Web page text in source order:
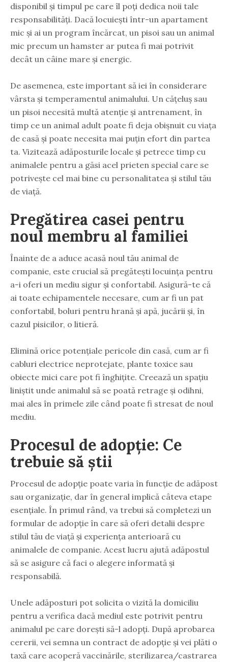
disponibil și timpul pe care îl poți dedica noii tale
responsabilități. Dacă locuiești într-un apartament
mic și ai un program încărcat, un pisoi sau un animal
mic precum un hamster ar putea fi mai potrivit
decât un câine mare și energic.
De asemenea, este important să iei în considerare
vârsta și temperamentul animalului. Un cățeluș sau
un pisoi necesită multă atenție și antrenament, în
timp ce un animal adult poate fi deja obișnuit cu viața
de casă și poate necesita mai puțin efort din partea
ta. Vizitează adăposturile locale și petrece timp cu
animalele pentru a găsi acel prieten special care se
potrivește cel mai bine cu personalitatea și stilul tău
de viață.
Pregătirea casei pentru
noul membru al familiei
Înainte de a aduce acasă noul tău animal de
companie, este crucial să pregătești locuința pentru
a-i oferi un mediu sigur și confortabil. Asigură-te că
ai toate echipamentele necesare, cum ar fi un pat
confortabil, boluri pentru hrană și apă, jucării și, în
cazul pisicilor, o litieră.
Elimină orice potențiale pericole din casă, cum ar fi
cabluri electrice neprotejate, plante toxice sau
obiecte mici care pot fi înghițite. Creează un spațiu
liniștit unde animalul să se poată retrage și odihni,
mai ales în primele zile când poate fi stresat de noul
mediu.
Procesul de adopție: Ce
trebuie să știi
Procesul de adopție poate varia în funcție de adăpost
sau organizație, dar în general implică câteva etape
esențiale. În primul rând, va trebui să completezi un
formular de adopție în care să oferi detalii despre
stilul tău de viață și experiența anterioară cu
animalele de companie. Acest lucru ajută adăpostul
să se asigure că faci o alegere informată și
responsabilă.
Unele adăposturi pot solicita o vizită la domiciliu
pentru a verifica dacă mediul este potrivit pentru
animalul pe care dorești să-l adopți. După aprobarea
cererii, vei semna un contract de adopție și vei plăti o
taxă care acoperă vaccinările, sterilizarea/castrarea